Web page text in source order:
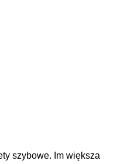
szybowe. Im większa